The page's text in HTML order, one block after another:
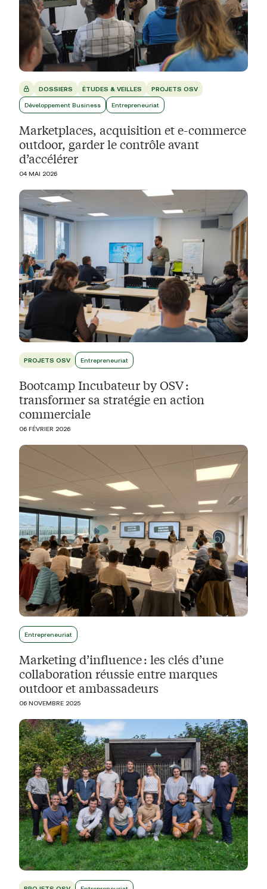
DOSSIERS ÉTUDES & VEILLES PROJETS OSV
Développement Business Entrepreneuriat
Marketplaces, acquisition et e-commerce
outdoor, garder le contrôle avant
d’accélérer
04 MAI 2026
PROJETS OSV Entrepreneuriat
Bootcamp Incubateur by OSV :
transformer sa stratégie en action
commerciale
06 FÉVRIER 2026
Entrepreneuriat
Marketing d’influence : les clés d’une
collaboration réussie entre marques
outdoor et ambassadeurs
06 NOVEMBRE 2025